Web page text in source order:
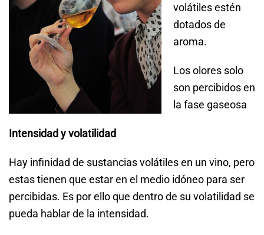
volátiles estén
dotados de
aroma.
Los olores solo
son percibidos en
la fase gaseosa
Intensidad y volatilidad
Hay infinidad de sustancias volátiles en un vino, pero
estas tienen que estar en el medio idóneo para ser
percibidas. Es por ello que dentro de su volatilidad se
pueda hablar de la intensidad.